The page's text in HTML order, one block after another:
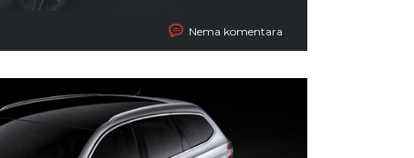
Nema komentara